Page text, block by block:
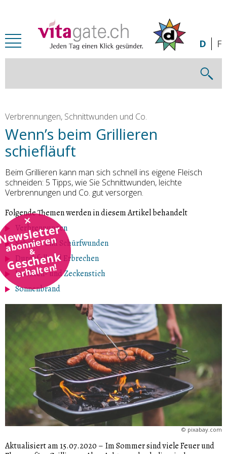
abonnieren
&
Geschenk
erhalten!
D F
Verbrennungen, Schnittwunden und Co.
Wenn’s beim Grillieren
schiefläuft
Beim Grillieren kann man sich schnell ins eigene Fleisch
schneiden: 5 Tipps, wie Sie Schnittwunden, leichte
Verbrennungen und Co. gut versorgen.
Folgende Themen werden in diesem Artikel behandelt
Verbrennungen
Schnitt- und Schürfwunden
Durchfall und Erbrechen
Insekten- und Zeckenstich
Sonnenbrand
© pixabay.com
Aktualisiert am 15.07.2020 – Im Sommer sind viele Feuer und